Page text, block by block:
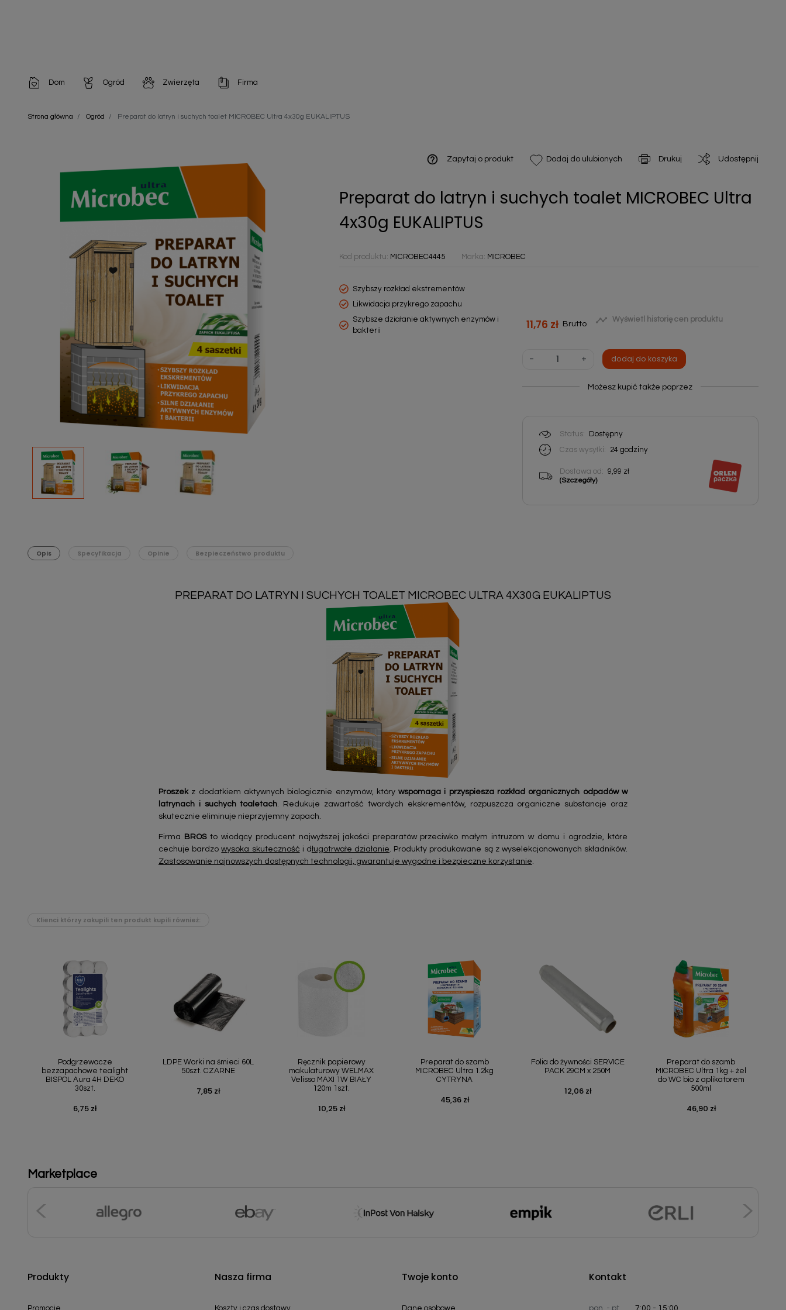
Dom
Artykuły dekoracyjne
Artykuły higieniczne
Artykuły jednorazowe
Zobacz wszystkie
Ogród
Chemia do architektury ogrodowej
Odstraszacze owadów
Odstraszacze zwierząt
Nasiona
Podłoża
Środki ochrony roślin
Środki ochrony roślin dla profesjonalistów
Zobacz wszystkie
Zwierzęta
Szampony i odżywki
Chusteczki nawilżane
Firma
Artykuły Higieniczne
Strona główna Ogród Preparat do latryn i suchych toalet MICROBEC Ultra 4x30g EUKALIPTUS
help_outline Zapytaj o produkt Dodaj do ulubionych Drukuj Udostępnij
Preparat do latryn i suchych toalet MICROBEC Ultra
4x30g EUKALIPTUS
Kod produktu: MICROBEC4445 Marka: MICROBEC
Szybszy rozkład ekstrementów
Likwidacja przykrego zapachu
Szybsze działanie aktywnych enzymów i
bakterii
11,76 zł Brutto  Wyświetl historię cen produktu
- + dodaj do koszyka
Możesz kupić także poprzez
Status:
Dostępny
Czas wysyłki:
24 godziny
Dostawa od: 9,99 zł
(Szczegóły)
Opis Specyfikacja Opinie Bezpieczeństwo produktu
PREPARAT DO LATRYN I SUCHYCH TOALET MICROBEC ULTRA 4X30G EUKALIPTUS
Proszekz dodatkiem aktywnych biologicznie enzymów, którywspomaga i przyspiesza rozkład organicznych odpadów w
latrynach i suchych toaletach. Redukuje zawartość twardych ekskrementów, rozpuszcza organiczne substancje oraz
skutecznie eliminuje nieprzyjemny zapach.
Firma BROSto wiodący producent najwyższej jakości preparatów przeciwko małym intruzom w domu i ogrodzie, które
cechuje bardzowysoka skuteczność i długotrwałe działanie. Produkty produkowane są z wyselekcjonowanych składników.
Zastosowanie najnowszych dostępnych technologii, gwarantuje wygodne i bezpieczne korzystanie.
Klienci którzy zakupili ten produkt kupili również:
Podgrzewacze
bezzapachowe tealight
BISPOL Aura 4H DEKO
30szt.
Cena
6,75 zł
LDPE Worki na śmieci 60L
50szt. CZARNE
Cena
7,85 zł
Ręcznik papierowy
makulaturowy WELMAX
Velisso MAXI 1W BIAŁY
120m 1szt.
Cena
10,25 zł
Preparat do szamb
MICROBEC Ultra 1.2kg
CYTRYNA
Cena
45,36 zł
Folia do żywności SERVICE
PACK 29CM x 250M
Cena
12,06 zł
Preparat do szamb
MICROBEC Ultra 1kg + żel
do WC bio z aplikatorem
500ml
Cena
46,90 zł
Marketplace
Produkty
Promocje
Nasza firma
Koszty i czas dostawy
Twoje konto
Dane osobowe
Kontakt
pon. - pt. 7:00 - 15:00